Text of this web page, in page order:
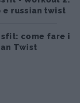
e russian twist
come fare i
Twist